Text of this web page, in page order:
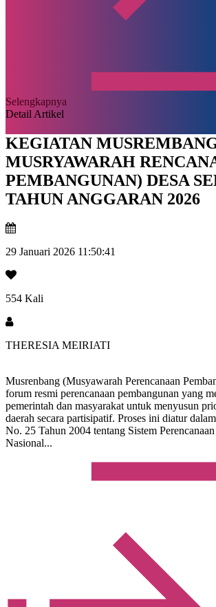
Selengkapnya
Detail Artikel
KEGIATAN
MUSRYAWARAH
PEMBANGUNAN) DESA
TAHUN ANGGARAN 2026
29 Januari 2026 11:50:41
554 Kali
THERESIA MEIRIATI
Musrenbang (Musyawarah Perencanaan
forum resmi perencanaan pembangunan yang
pemerintah dan masyarakat untuk menyusun
daerah secara partisipatif. Proses ini diatur
No. 25 Tahun 2004 tentang Sistem
Nasional...